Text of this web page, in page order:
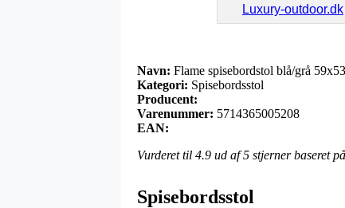
Luxury-outdoor.dk
Navn: Flame spisebordstol blå/grå
Kategori: Spisebordsstol
Producent:
Varenummer: 5714365005208
EAN:
Vurderet til 4.9 ud af 5 stjerner baseret på
Spisebordsstol